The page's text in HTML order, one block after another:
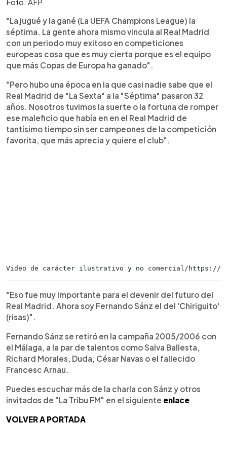
"La jugué y la gané (La UEFA Champions League) la
séptima. La gente ahora mismo vincula al Real Madrid
con un periodo muy exitoso en competiciones
europeas cosa que es muy cierta porque es el equipo
que más Copas de Europa ha ganado".
"Pero hubo una época en la que casi nadie sabe que el
Real Madrid de "La Sexta" a la "Séptima" pasaron 32
años. Nosotros tuvimos la suerte o la fortuna de romper
ese maleficio que había en en el Real Madrid de
tantísimo tiempo sin ser campeones de la competición
favorita, que más aprecia y quiere el club".
Video de carácter ilustrativo y no comercial/https://
"Eso fue muy importante para el devenir del futuro del
Real Madrid. Ahora soy Fernando Sánz el del 'Chiriguito'
(risas)".
Fernando Sánz se retiró en la campaña 2005/2006 con
el Málaga, a la par de talentos como Salva Ballesta,
Richard Morales, Duda, César Navas o el fallecido
Francesc Arnau.
Puedes escuchar más de la charla con Sánz y otros
invitados de "La Tribu FM" en el siguiente enlace
VOLVER A PORTADA